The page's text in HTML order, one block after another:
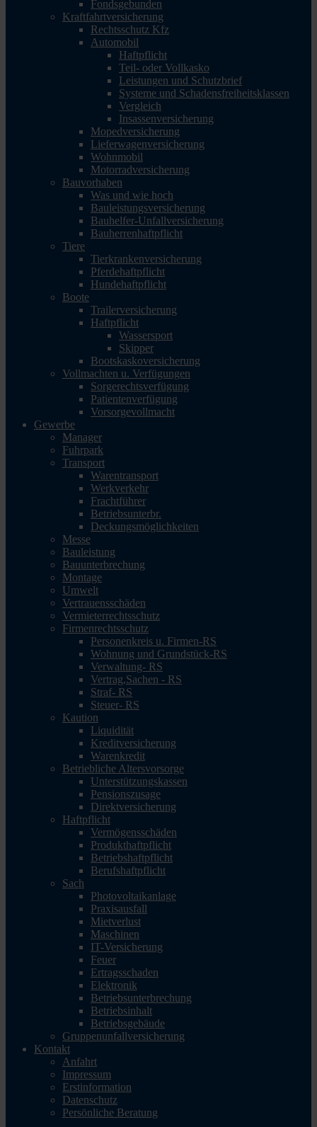
Fondsgebunden
Kraftfahrtversicherung
Rechtsschutz Kfz
Automobil
Haftpflicht
Teil- oder Vollkasko
Leistungen und Schutzbrief
Systeme und Schadensfreiheitsklassen
Vergleich
Insassenversicherung
Mopedversicherung
Lieferwagenversicherung
Wohnmobil
Motorradversicherung
Bauvorhaben
Was und wie hoch
Bauleistungsversicherung
Bauhelfer-Unfallversicherung
Bauherrenhaftpflicht
Tiere
Tierkrankenversicherung
Pferdehaftpflicht
Hundehaftpflicht
Boote
Trailerversicherung
Haftpflicht
Wassersport
Skipper
Bootskaskoversicherung
Vollmachten u. Verfügungen
Sorgerechtsverfügung
Patientenverfügung
Vorsorgevollmacht
Gewerbe
Manager
Fuhrpark
Transport
Warentransport
Werkverkehr
Frachtführer
Betriebsunterbr.
Deckungsmöglichkeiten
Messe
Bauleistung
Bauunterbrechung
Montage
Umwelt
Vertrauensschäden
Vermieterrechtsschutz
Firmenrechtsschutz
Personenkreis u. Firmen-RS
Wohnung und Grundstück-RS
Verwaltung- RS
Vertrag,Sachen - RS
Straf- RS
Steuer- RS
Kaution
Liquidität
Kreditversicherung
Warenkredit
Betriebliche Altersvorsorge
Unterstützungskassen
Pensionszusage
Direktversicherung
Haftpflicht
Vermögensschäden
Produkthaftpflicht
Betriebshaftpflicht
Berufshaftpflicht
Sach
Photovoltaikanlage
Praxisausfall
Mietverlust
Maschinen
IT-Versicherung
Feuer
Ertragsschaden
Elektronik
Betriebsunterbrechung
Betriebsinhalt
Betriebsgebäude
Gruppenunfallversicherung
Kontakt
Anfahrt
Impressum
Erstinformation
Datenschutz
Persönliche Beratung